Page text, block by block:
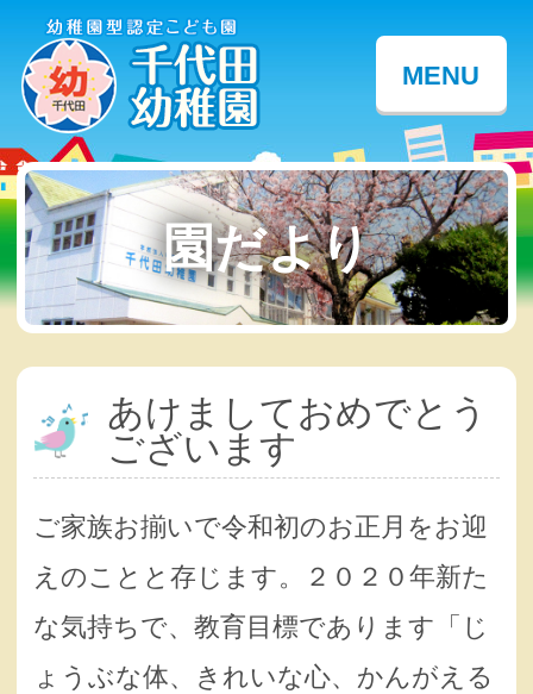
MENU
園だより
あけましておめでとう
ございます
ご家族お揃いで令和初のお正月をお迎
えのことと存じます。２０２０年新た
な気持ちで、教育目標であります「じ
ょうぶな体、きれいな心、かんがえる